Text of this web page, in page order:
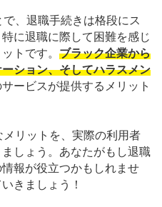
、退職手続きは格段にス
に退職に際して困難を感じ
トです。 ブラック企業から
ション、そしてハラスメン
ービスが提供するメリット
メリットを、実際の利用者
しょう。あなたがもし退職
報が役立つかもしれませ
きましょう！